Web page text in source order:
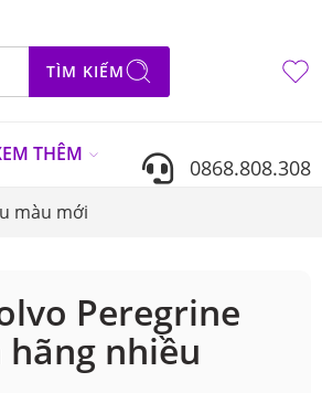
TÌM KIẾM
THÊM 0868.808.308
màu mới
Peregrine
nhiều